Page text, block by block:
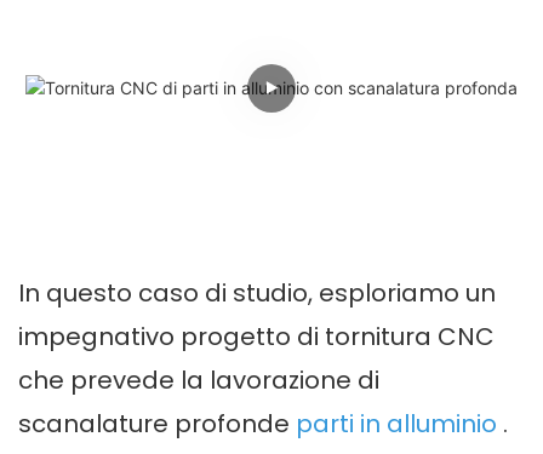
In questo caso di studio, esploriamo un
impegnativo progetto di tornitura CNC
che prevede la lavorazione di
scanalature profonde parti in alluminio .